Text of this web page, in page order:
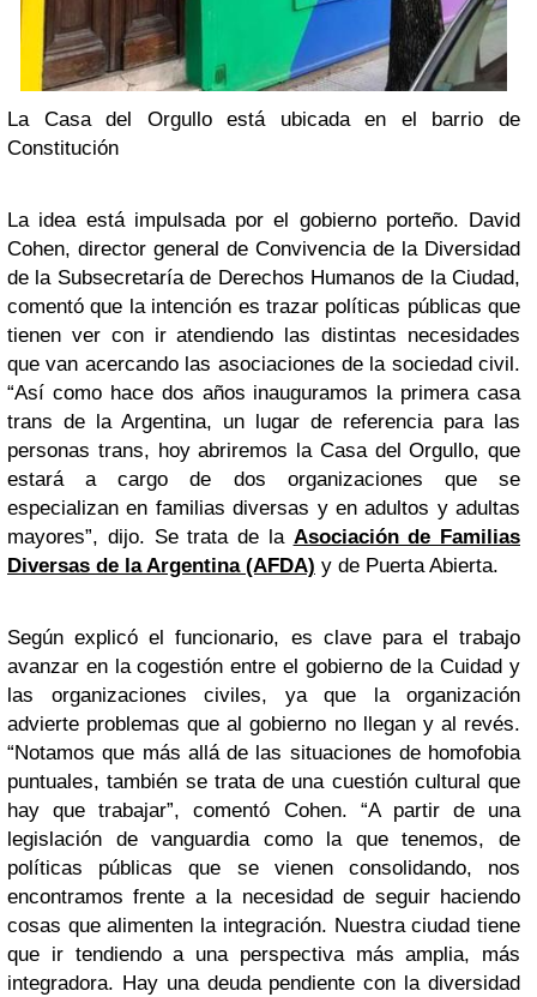
La Casa del Orgullo está ubicada en el barrio de
Constitución
La idea está impulsada por el gobierno porteño. David
Cohen, director general de Convivencia de la Diversidad
de la Subsecretaría de Derechos Humanos de la Ciudad,
comentó que la intención es trazar políticas públicas que
tienen ver con ir atendiendo las distintas necesidades
que van acercando las asociaciones de la sociedad civil.
“Así como hace dos años inauguramos la primera casa
trans de la Argentina, un lugar de referencia para las
personas trans, hoy abriremos la Casa del Orgullo, que
estará a cargo de dos organizaciones que se
especializan en familias diversas y en adultos y adultas
mayores”, dijo. Se trata de la Asociación de Familias
Diversas de la Argentina (AFDA) y de Puerta Abierta.
Según explicó el funcionario, es clave para el trabajo
avanzar en la cogestión entre el gobierno de la Cuidad y
las organizaciones civiles, ya que la organización
advierte problemas que al gobierno no llegan y al revés.
“Notamos que más allá de las situaciones de homofobia
puntuales, también se trata de una cuestión cultural que
hay que trabajar”, comentó Cohen. “A partir de una
legislación de vanguardia como la que tenemos, de
políticas públicas que se vienen consolidando, nos
encontramos frente a la necesidad de seguir haciendo
cosas que alimenten la integración. Nuestra ciudad tiene
que ir tendiendo a una perspectiva más amplia, más
integradora. Hay una deuda pendiente con la diversidad